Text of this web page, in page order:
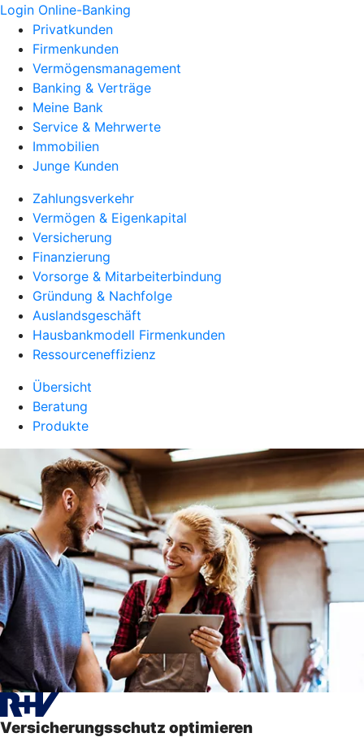
Login Online-Banking
Privatkunden
Firmenkunden
Vermögensmanagement
Banking & Verträge
Meine Bank
Service & Mehrwerte
Immobilien
Junge Kunden
Zahlungsverkehr
Vermögen & Eigenkapital
Versicherung
Finanzierung
Vorsorge & Mitarbeiterbindung
Gründung & Nachfolge
Auslandsgeschäft
Hausbankmodell Firmenkunden
Ressourceneffizienz
Übersicht
Beratung
Produkte
Versicherungsschutz optimieren